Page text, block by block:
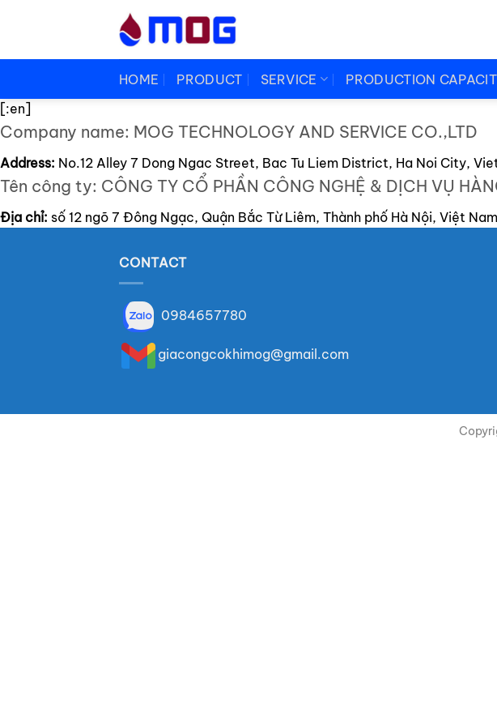
HOME PRODUCT SERVICE PRODUCTION
[:en]
Company name: MOG TECHNOLOGY AND SERVICE CO.,LTD
Address: No.12 Alley 7 Dong Ngac Street, Bac Tu Liem District, Ha Noi City,
Tên công ty: CÔNG TY CỔ PHẦN CÔNG NGHỆ & DỊCH VỤ
Địa chỉ: số 12 ngõ 7 Đông Ngạc, Quận Bắc Từ Liêm, Thành phố Hà Nội, Việt Nam
CONTACT
0984657780
giacongcokhimog@gmail.com